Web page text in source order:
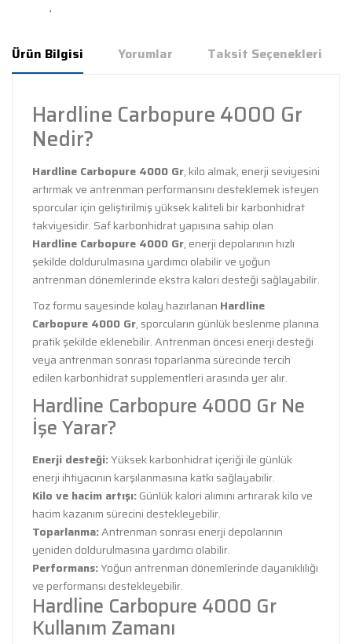
Ürün Bilgisi Yorumlar Taksit Seçenekleri
Hardline Carbopure 4000 Gr
Nedir?
Hardline Carbopure 4000 Gr, kilo almak, enerji seviyesini
artırmak ve antrenman performansını desteklemek isteyen
sporcular için geliştirilmiş yüksek kaliteli bir karbonhidrat
takviyesidir. Saf karbonhidrat yapısına sahip olan
Hardline Carbopure 4000 Gr, enerji depolarının hızlı
şekilde doldurulmasına yardımcı olabilir ve yoğun
antrenman dönemlerinde ekstra kalori desteği sağlayabilir.
Toz formu sayesinde kolay hazırlanan Hardline
Carbopure 4000 Gr, sporcuların günlük beslenme planına
pratik şekilde eklenebilir. Antrenman öncesi enerji desteği
veya antrenman sonrası toparlanma sürecinde tercih
edilen karbonhidrat supplementleri arasında yer alır.
Hardline Carbopure 4000 Gr Ne
İşe Yarar?
Enerji desteği:Yüksek karbonhidrat içeriği ile günlük
enerji ihtiyacının karşılanmasına katkı sağlayabilir.
Kilo ve hacim artışı:Günlük kalori alımını artırarak kilo ve
hacim kazanım sürecini destekleyebilir.
Toparlanma:Antrenman sonrası enerji depolarının
yeniden doldurulmasına yardımcı olabilir.
Performans:Yoğun antrenman dönemlerinde dayanıklılığı
ve performansı destekleyebilir.
Hardline Carbopure 4000 Gr
Kullanım Zamanı